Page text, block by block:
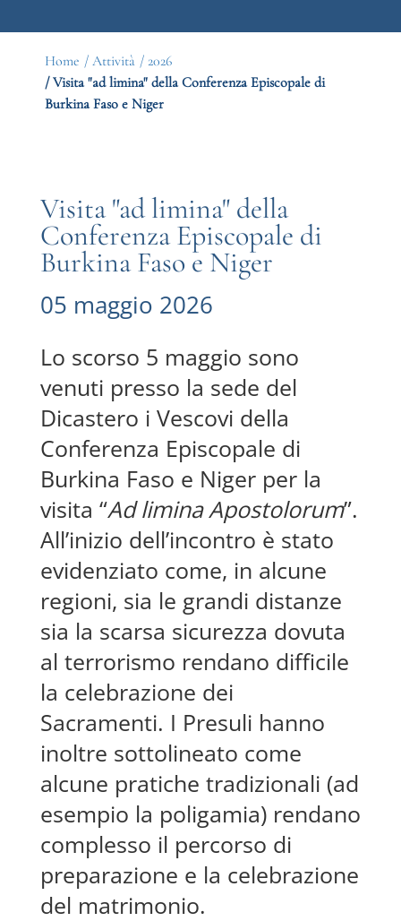
Home / Attività / 2026
/ Visita "ad limina" della Conferenza Episcopale di
Burkina Faso e Niger
Visita "ad limina" della
Conferenza Episcopale di
Burkina Faso e Niger
05 maggio 2026
Lo scorso 5 maggio sono
venuti presso la sede del
Dicastero i Vescovi della
Conferenza Episcopale di
Burkina Faso e Niger per la
visita “Ad limina Apostolorum”.
All’inizio dell’incontro è stato
evidenziato come, in alcune
regioni, sia le grandi distanze
sia la scarsa sicurezza dovuta
al terrorismo rendano difficile
la celebrazione dei
Sacramenti. I Presuli hanno
inoltre sottolineato come
alcune pratiche tradizionali (ad
esempio la poligamia) rendano
complesso il percorso di
preparazione e la celebrazione
del matrimonio.